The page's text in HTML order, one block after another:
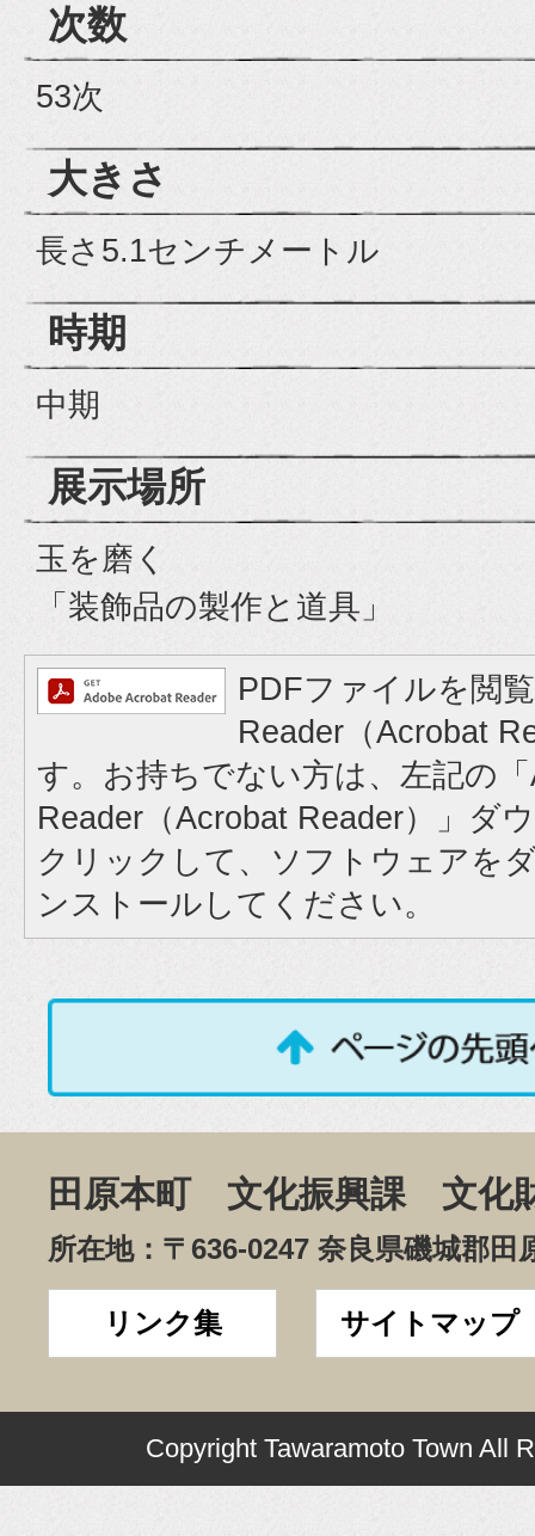
次数
53次
大きさ
長さ5.1センチメートル
時期
中期
展示場所
玉を磨く
「装飾品の製作と道具」
PDFファイルを閲
Reader（Acrobat
す。お持ちでない方は、左記の
Reader（Acrobat Reader）」ダ
クリックして、ソフトウェアを
ンストールしてください。
田原本町 文化振興課 文化
所在地：〒636-0247 奈良県磯城郡田
リンク集 サイトマップ
Copyright Tawaramoto Town All